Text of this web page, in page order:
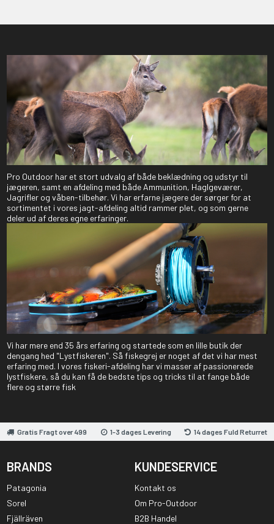
Pro Outdoor har et stort udvalg af både beklædning og udstyr til
jægeren, samt en afdeling med både Ammunition, Haglgeværer,
Jagrifler og våben-tilbehør. Vi har erfarne jægere der sørger for at
sortimentet i vores jagt-afdeling altid rammer plet, og som gerne
deler ud af deres egne erfaringer.
Vi har mere end 35 års erfaring og startede som en lille butik der
dengang hed "Lystfiskeren". Så fiskegrej er noget af det vi har mest
erfaring med. I vores fiskeri-afdeling har vi masser af passionerede
lystfiskere, så du kan få de bedste tips og tricks til at fange både
flere og større fisk
Gratis Fragt over 499 1-3 dages Levering 14 dages Fuld Returret
BRANDS
Patagonia
Sorel
Fjällräven
KUNDESERVICE
Kontakt os
Om Pro-Outdoor
B2B Handel